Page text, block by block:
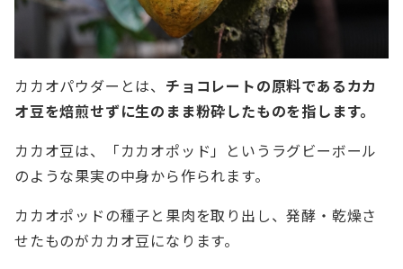
カカオパウダーとは、 チョコレートの原料であるカカ
オ豆を焙煎せずに生のまま粉砕したものを指します。
カカオ豆は、「カカオポッド」というラグビーボール
のような果実の中身から作られます。
カカオポッドの種子と果肉を取り出し、発酵・乾燥さ
せたものがカカオ豆になります。